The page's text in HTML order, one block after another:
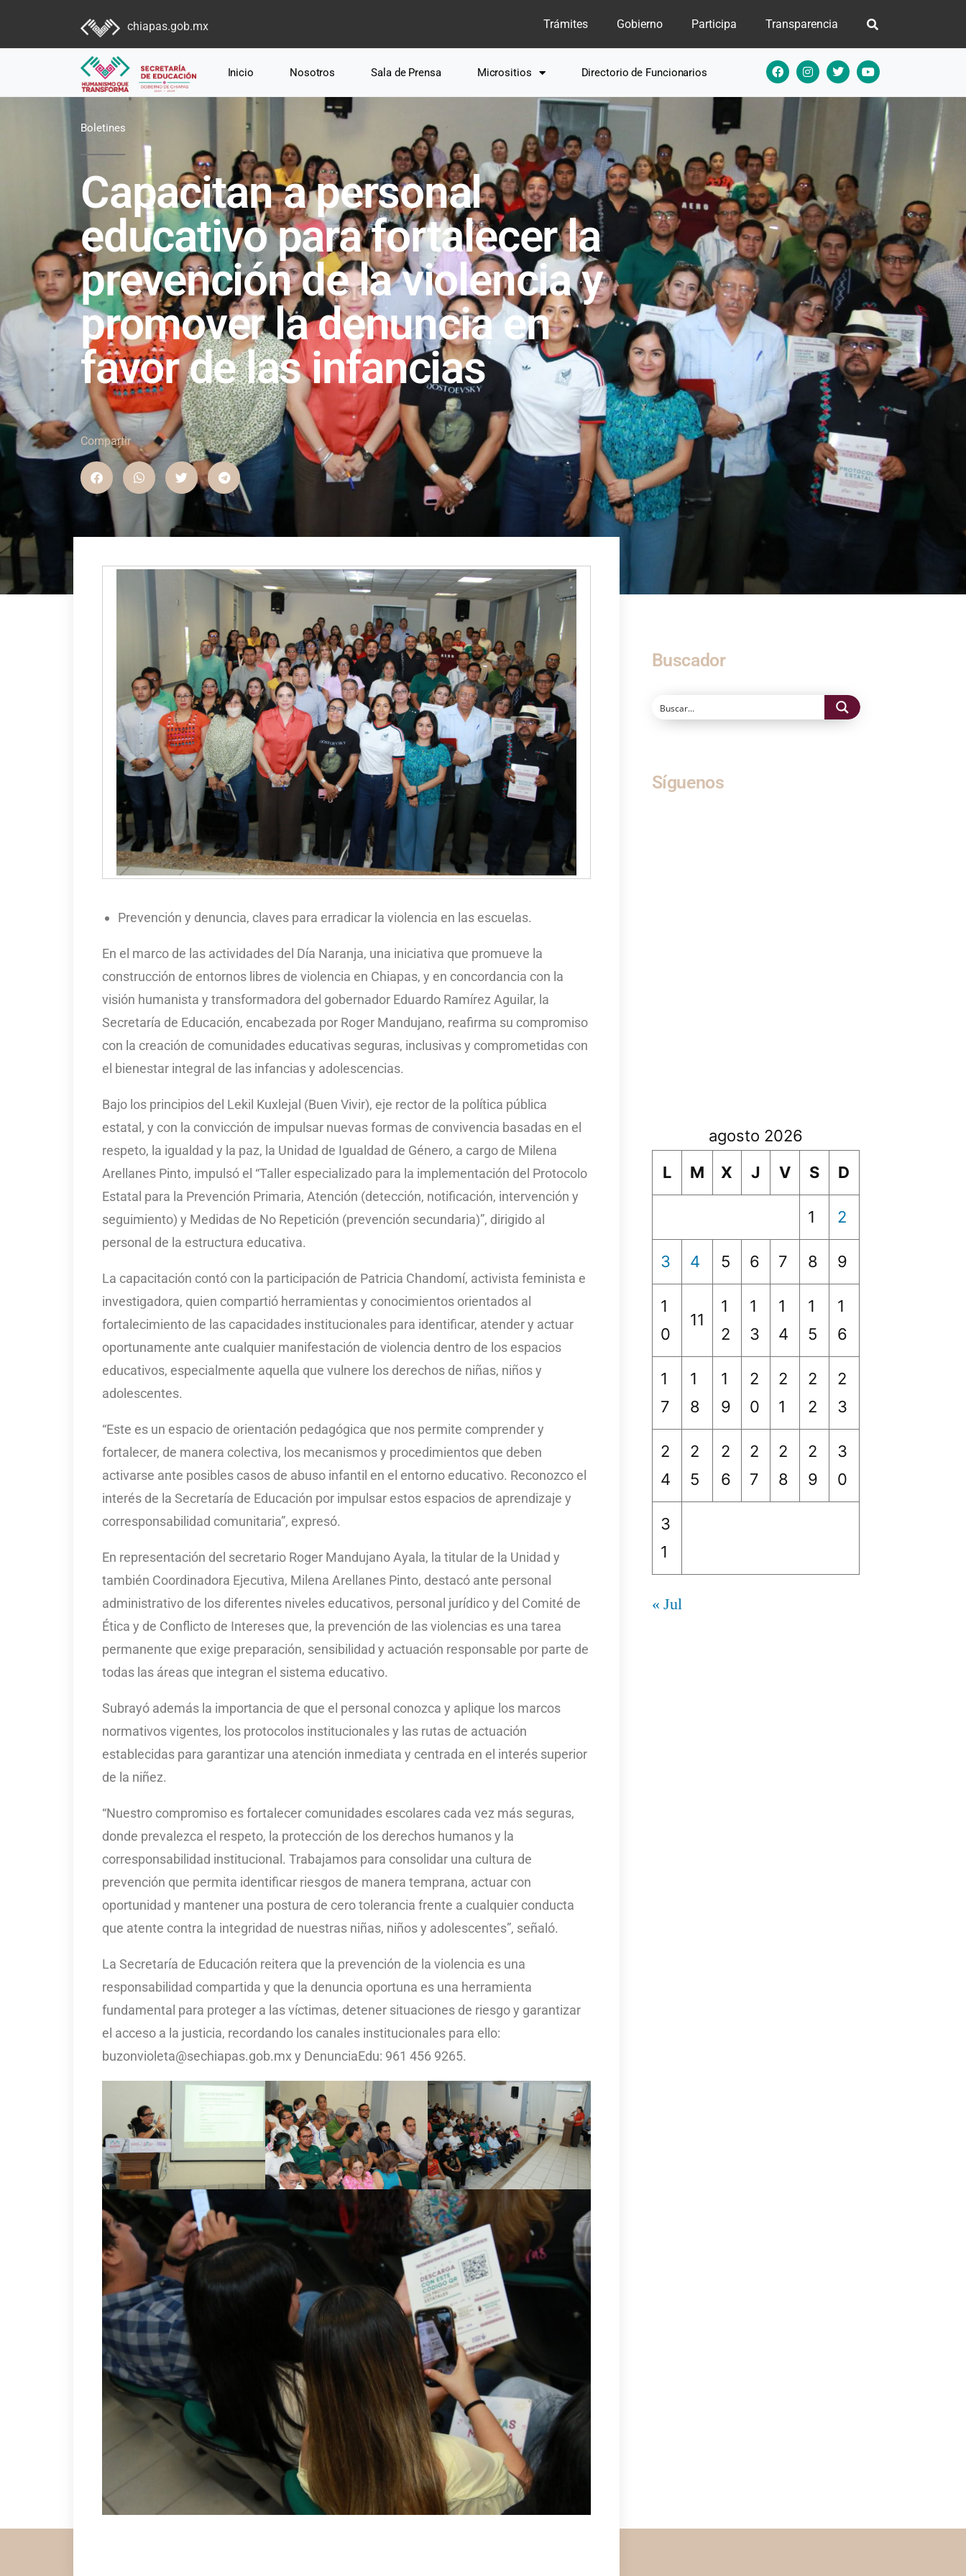
chiapas.gob.mx Trámites Gobierno Participa Transparencia
Inicio Nosotros Sala de Prensa Micrositios Directorio de Funcionarios
Boletines
Capacitan a personal
educativo para fortalecer la
prevención de la violencia y
promover la denuncia en
favor de las infancias
Compartir
Prevención y denuncia, claves para erradicar la violencia en las escuelas.
En el marco de las actividades del Día Naranja, una iniciativa que promueve la
construcción de entornos libres de violencia en Chiapas, y en concordancia con la
visión humanista y transformadora del gobernador Eduardo Ramírez Aguilar, la
Secretaría de Educación, encabezada por Roger Mandujano, reafirma su compromiso
con la creación de comunidades educativas seguras, inclusivas y comprometidas con
el bienestar integral de las infancias y adolescencias.
Bajo los principios del Lekil Kuxlejal (Buen Vivir), eje rector de la política pública
estatal, y con la convicción de impulsar nuevas formas de convivencia basadas en el
respeto, la igualdad y la paz, la Unidad de Igualdad de Género, a cargo de Milena
Arellanes Pinto, impulsó el “Taller especializado para la implementación del Protocolo
Estatal para la Prevención Primaria, Atención (detección, notificación, intervención y
seguimiento) y Medidas de No Repetición (prevención secundaria)”, dirigido al
personal de la estructura educativa.
La capacitación contó con la participación de Patricia Chandomí, activista feminista e
investigadora, quien compartió herramientas y conocimientos orientados al
fortalecimiento de las capacidades institucionales para identificar, atender y actuar
oportunamente ante cualquier manifestación de violencia dentro de los espacios
educativos, especialmente aquella que vulnere los derechos de niñas, niños y
adolescentes.
“Este es un espacio de orientación pedagógica que nos permite comprender y
fortalecer, de manera colectiva, los mecanismos y procedimientos que deben
activarse ante posibles casos de abuso infantil en el entorno educativo. Reconozco el
interés de la Secretaría de Educación por impulsar estos espacios de aprendizaje y
corresponsabilidad comunitaria”, expresó.
En representación del secretario Roger Mandujano Ayala, la titular de la Unidad y
también Coordinadora Ejecutiva, Milena Arellanes Pinto, destacó ante personal
administrativo de los diferentes niveles educativos, personal jurídico y del Comité de
Ética y de Conflicto de Intereses que, la prevención de las violencias es una tarea
permanente que exige preparación, sensibilidad y actuación responsable por parte de
todas las áreas que integran el sistema educativo.
Subrayó además la importancia de que el personal conozca y aplique los marcos
normativos vigentes, los protocolos institucionales y las rutas de actuación
establecidas para garantizar una atención inmediata y centrada en el interés superior
de la niñez.
“Nuestro compromiso es fortalecer comunidades escolares cada vez más seguras,
donde prevalezca el respeto, la protección de los derechos humanos y la
corresponsabilidad institucional. Trabajamos para consolidar una cultura de
prevención que permita identificar riesgos de manera temprana, actuar con
oportunidad y mantener una postura de cero tolerancia frente a cualquier conducta
que atente contra la integridad de nuestras niñas, niños y adolescentes”, señaló.
La Secretaría de Educación reitera que la prevención de la violencia es una
responsabilidad compartida y que la denuncia oportuna es una herramienta
fundamental para proteger a las víctimas, detener situaciones de riesgo y garantizar
el acceso a la justicia, recordando los canales institucionales para ello:
buzonvioleta@sechiapas.gob.mx y DenunciaEdu: 961 456 9265.
Buscador
Síguenos
agosto 2026
L
M X J V S D
1 2
3 4 5 6 7 8 9
1
0
11
1
2
1
3
1
4
1
5
1
6
1
7
1
8
1
9
2
0
2
1
2
2
2
3
2
4
2
5
2
6
2
7
2
8
2
9
3
0
3
1
« Jul